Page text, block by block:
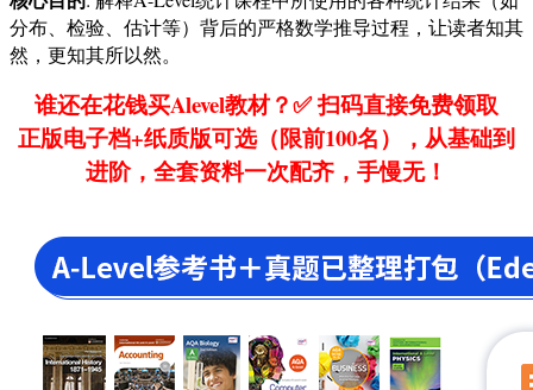
分布、检验、估计等）背后的严格数学推导过程，让读者知其
然，更知其所以然。
谁还在花钱买Alevel教材？✅ 扫码直接免费领取
正版电子档+纸质版可选（限前100名），从基础到
进阶，全套资料一次配齐，手慢无！